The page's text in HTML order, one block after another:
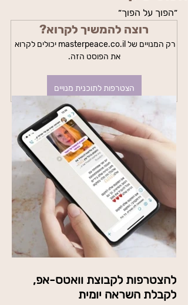
״הפוך על הפוך״
רוצה להמשיך לקרוא?
רק המנויים של masterpeace.co.il יכולים לקרוא
את הפוסט הזה.
הצטרפות לתוכנית מנויים
להצטרפות לקבוצת וואטס-אפ,
לקבלת השראה יומית